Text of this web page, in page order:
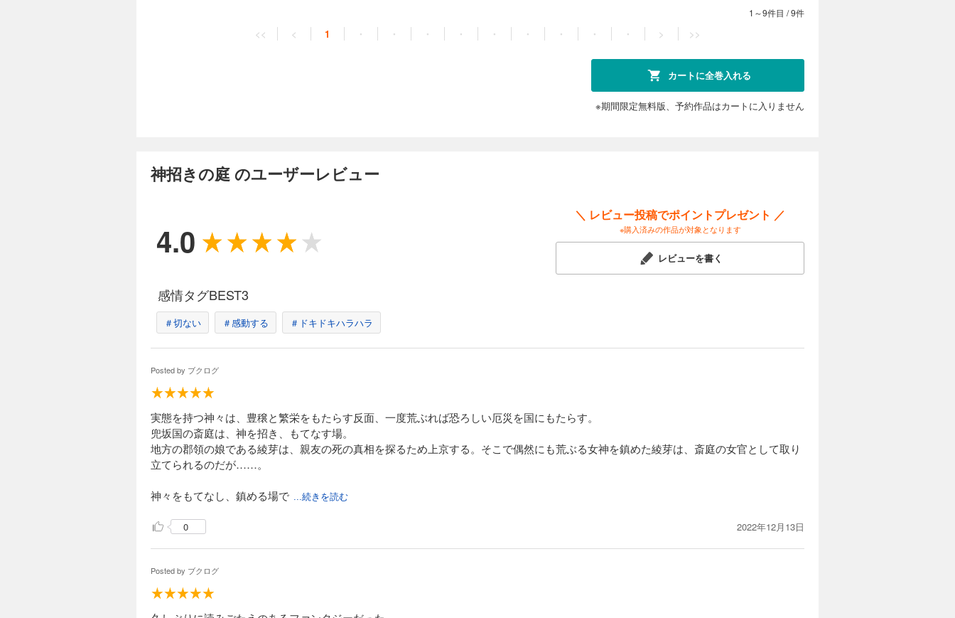
1～9件目 /9件
<< < 1 ・ ・ ・ ・ ・ ・ ・ ・ ・ > >>
カートに全巻入れる
※期間限定無料版、予約作品はカートに入りません
神招きの庭 のユーザーレビュー
4.0
＼ レビュー投稿でポイントプレゼント ／
※購入済みの作品が対象となります
レビューを書く
感情タグBEST3
＃切ない ＃感動する ＃ドキドキハラハラ
Posted by ブクログ
実態を持つ神々は、豊穣と繁栄をもたらす反面、一度荒ぶれば恐ろしい厄災を国にもたらす。
兜坂国の斎庭は、神を招き、もてなす場。
地方の郡領の娘である綾芽は、親友の死の真相を探るため上京する。そこで偶然にも荒ぶる女神を鎮めた綾芽は、斎庭の女官として取り
立てられるのだが……。
神々をもてなし、鎮める場で ...続きを読む
0 2022年12月13日
Posted by ブクログ